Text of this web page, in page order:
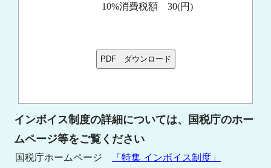
10%消費税額 30(円)
インボイス制度の詳細については、国税庁のホー
ムページ等をご覧ください
国税庁ホームページ 「特集 インボイス制度」